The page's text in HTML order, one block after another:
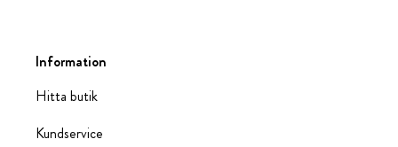
Information
Hitta butik
Kundservice